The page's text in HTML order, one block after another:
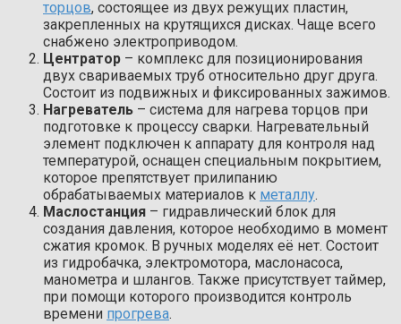
торцов, состоящее из двух режущих пластин,
закрепленных на крутящихся дисках. Чаще всего
снабжено электроприводом.
Центратор – комплекс для позиционирования
двух свариваемых труб относительно друг друга.
Состоит из подвижных и фиксированных зажимов.
Нагреватель – система для нагрева торцов при
подготовке к процессу сварки. Нагревательный
элемент подключен к аппарату для контроля над
температурой, оснащен специальным покрытием,
которое препятствует прилипанию
обрабатываемых материалов к металлу.
Маслостанция – гидравлический блок для
создания давления, которое необходимо в момент
сжатия кромок. В ручных моделях её нет. Состоит
из гидробачка, электромотора, маслонасоса,
манометра и шлангов. Также присутствует таймер,
при помощи которого производится контроль
времени прогрева.